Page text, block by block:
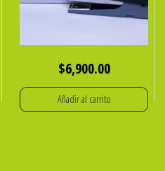
$6,900.00
Añadir al carrito